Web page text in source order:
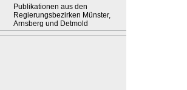
Publikationen aus den
Regierungsbezirken Münster,
Arnsberg und Detmold